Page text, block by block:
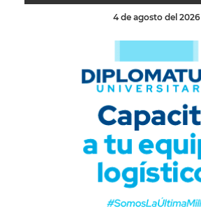
4 de agosto del 2026